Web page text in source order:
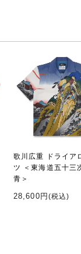
歌川広重 ドライア
ツ ＜東海道五十三
青＞
28,600円 (税込)